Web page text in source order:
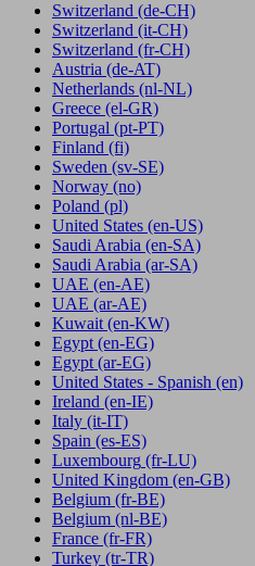
Switzerland (de-CH)
Switzerland (it-CH)
Switzerland (fr-CH)
Austria (de-AT)
Netherlands (nl-NL)
Greece (el-GR)
Portugal (pt-PT)
Finland (fi)
Sweden (sv-SE)
Norway (no)
Poland (pl)
United States (en-US)
Saudi Arabia (en-SA)
Saudi Arabia (ar-SA)
UAE (en-AE)
UAE (ar-AE)
Kuwait (en-KW)
Egypt (en-EG)
Egypt(ar-EG)
United States - Spanish (en)
Ireland (en-IE)
Italy (it-IT)
Spain (es-ES)
Luxembourg (fr-LU)
United Kingdom (en-GB)
Belgium (fr-BE)
Belgium (nl-BE)
France (fr-FR)
Turkey (tr-TR)